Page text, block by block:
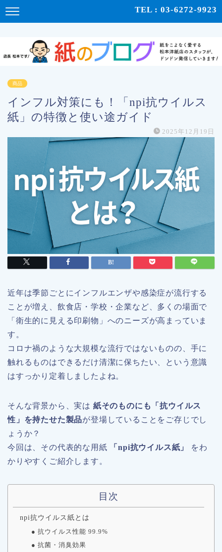
TEL : 03-6272-9923
商品
インフル対策にも！「npi抗ウイルス
紙」の特徴と使い途ガイド
2025年12月19日
近年は季節ごとにインフルエンザや感染症が流行する
ことが増え、飲食店・学校・企業など、多くの場面で
「衛生的に見える印刷物」へのニーズが高まっていま
す。
コロナ禍のような大規模な流行ではないものの、手に
触れるものはできるだけ清潔に保ちたい、という意識
はすっかり定着しましたよね。
そんな背景から、実は 紙そのものにも「抗ウイルス
性」を持たせた製品が登場していることをご存じでし
ょうか？
今回は、その代表的な用紙
「npi抗ウイルス紙」
をわ
かりやすくご紹介します。
目次
npi抗ウイルス紙とは
● 抗ウイルス性能 99.9%
● 抗菌・消臭効果